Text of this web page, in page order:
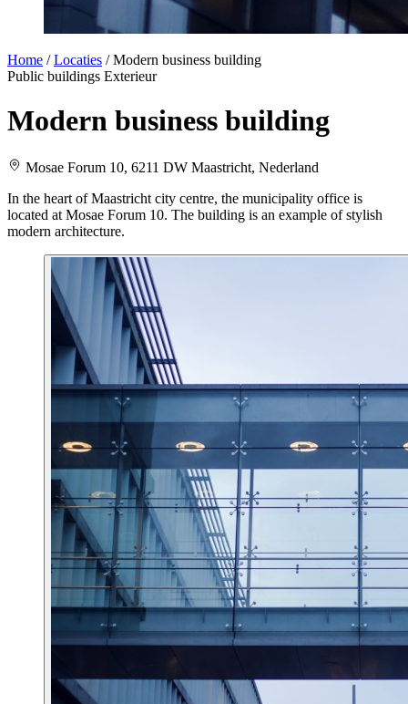
Home / Locaties / Modern business building
Public buildings Exterieur
Modern business building
Mosae Forum 10, 6211 DW Maastricht, Nederland
In the heart of Maastricht city centre, the municipality office is
located at Mosae Forum 10. The building is an example of stylish
modern architecture.